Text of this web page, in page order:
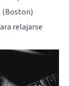
(Boston)
relajarse